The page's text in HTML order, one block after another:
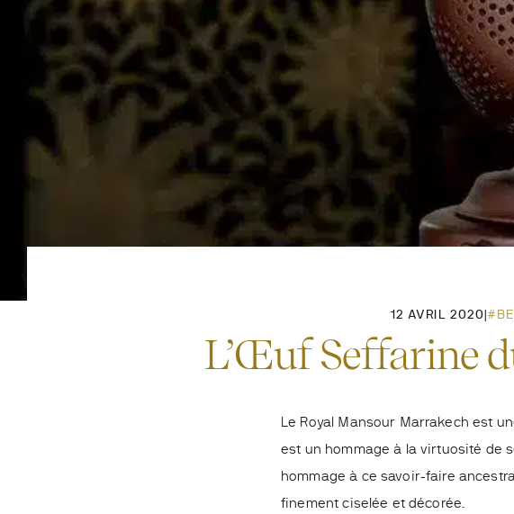
12 AVRIL 2020|
L’Œuf Seffarine
Le Royal Mansour Marrakech est
est un hommage à la virtuosité de
hommage à ce savoir-faire
finement ciselée et décorée.